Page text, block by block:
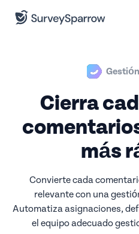
Cierra
más
Convierte cada
relevante con una
Automatiza asignaciones,
el equipo adecuado